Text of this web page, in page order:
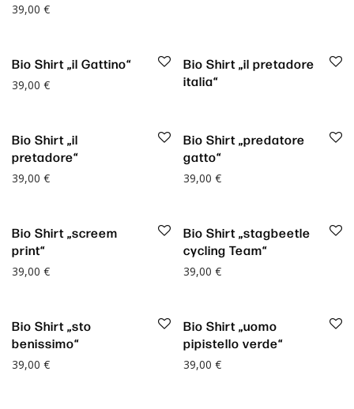
39,00 €
Bio Shirt „il Gattino“
39,00 €
Bio Shirt „il pretadore
italia“
Bio Shirt „il
pretadore“
39,00 €
Bio Shirt „predatore
gatto“
39,00 €
Bio Shirt „screem
print“
39,00 €
Bio Shirt „stagbeetle
cycling Team“
39,00 €
Bio Shirt „sto
benissimo“
39,00 €
Bio Shirt „uomo
pipistello verde“
39,00 €